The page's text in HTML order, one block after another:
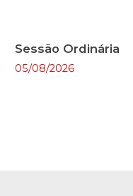
Sessão Ordinária
05/08/2026